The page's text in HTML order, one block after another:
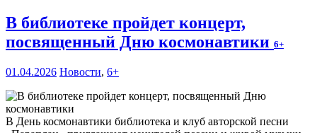
В библиотеке пройдет концерт,
посвященный Дню космонавтики 6+
01.04.2026 Новости, 6+
В День космонавтики библиотека и клуб авторской песни